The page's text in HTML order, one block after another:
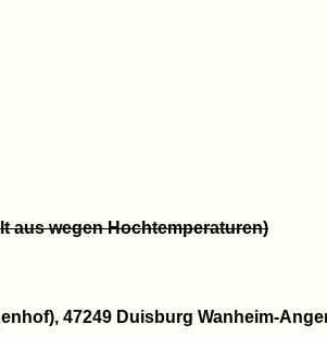
aus wegen Hochtemperaturen)
47249 Duisburg Wanheim-